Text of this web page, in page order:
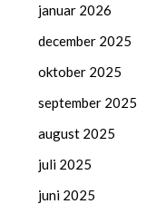
januar 2026
december 2025
oktober 2025
september 2025
august 2025
juli 2025
juni 2025